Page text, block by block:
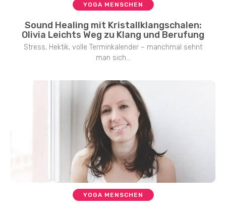
YOGA MENSCHEN
Sound Healing mit Kristallklangschalen:
Olivia Leichts Weg zu Klang und Berufung
Stress, Hektik, volle Terminkalender – manchmal sehnt
man sich...
YOGA MENSCHEN